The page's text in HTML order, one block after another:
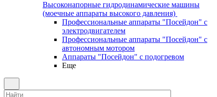
Высоконапорные гидродинамические машины
(моечные аппараты высокого давления)
Профессиональные аппараты "Посейдон" с
электродвигателем
Профессиональные аппараты "Посейдон" с
автономным мотором
Аппараты "Посейдон" с подогревом
Еще